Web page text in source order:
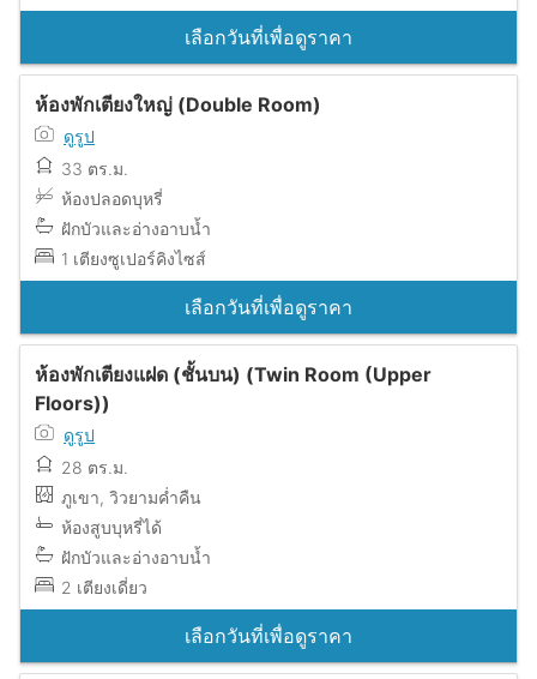
เลือกวันที่เพื่อดูราคา
ห้องพักเตียงใหญ่ (Double Room)
ดูรูป
33 ตร.ม.
ห้องปลอดบุหรี่
ฝักบัวและอ่างอาบน้ำ
1 เตียงซูเปอร์คิงไซส์
เลือกวันที่เพื่อดูราคา
ห้องพักเตียงแฝด (ชั้นบน) (Twin Room (Upper
Floors))
ดูรูป
28 ตร.ม.
ภูเขา, วิวยามค่ำคืน
ห้องสูบบุหรี่ได้
ฝักบัวและอ่างอาบน้ำ
2 เตียงเดี่ยว
เลือกวันที่เพื่อดูราคา